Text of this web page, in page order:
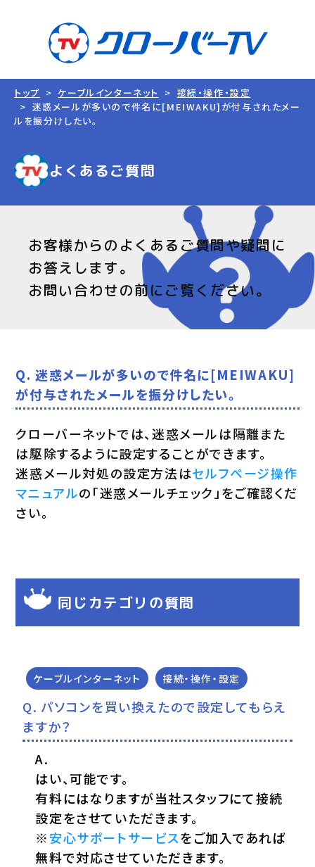
トップ ケーブルインターネット
接続・操作・設定
迷惑メールが多いので件名に[MEIWAKU]が付与されたメー
ルを振分けしたい。
よくあるご質問
お客様からのよくあるご質問や疑問に
お答えします。
お問い合わせの前にご覧ください。
Q. 迷惑メールが多いので件名に[MEIWAKU]
が付与されたメールを振分けしたい。
クローバーネットでは、迷惑メールは隔離また
は駆除するように設定することができます。
迷惑メール対処の設定方法はセルフページ操作
マニュアルの「迷惑メールチェック」をご確認くだ
さい。
同じカテゴリの質問
ケーブルインターネット 接続・操作・設定
パソコンを買い換えたので設定してもらえ
ますか？
はい、可能です。
有料にはなりますが当社スタッフにて接続
設定をさせていただきます。
※安心サポートサービスをご加入であれば
無料で対応させていただきます。